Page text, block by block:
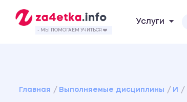
- МЫ ПОМОГАЕМ УЧИТЬСЯ ❤️
Услуги
Главная Выполняемые дисциплины И